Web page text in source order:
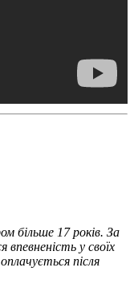
більше 17 років. За
у своїх
після